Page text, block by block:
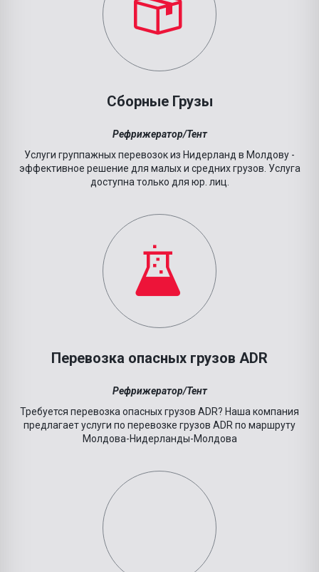
Сборные Грузы
Рефрижератор/Тент
Услуги группажных перевозок из Нидерланд в Молдову -
эффективное решение для малых и средних грузов. Услуга
доступна только для юр. лиц.
Перевозка опасных грузов ADR
Рефрижератор/Тент
Требуется перевозка опасных грузов ADR? Наша компания
предлагает услуги по перевозке грузов ADR по маршруту
Молдова-Нидерланды-Молдова